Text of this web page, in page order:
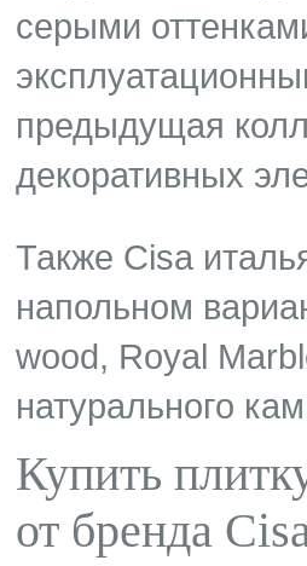
серыми
предыдущая
декоративных
Также Cisa
напольном
wood, Royal
натурального
Купить
от бренда